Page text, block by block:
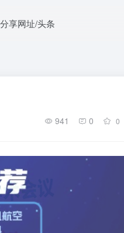
分享网址/头条
941 0 0